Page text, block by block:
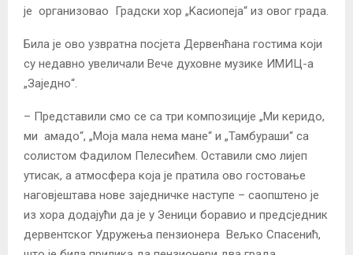
је организовао Градски хор „Kасиопеја“ из овог града.
Била је ово узвратна посјета Дервенћана гостима који
су недавно увеличали Вече духовне музике ИМИЦ-а
„Заједно“.
– Представили смо се са три композиције „Ми керидо,
ми амадо“, „Моја мала нема мане“ и „Тамбураши“ са
солистом Фадилом Пелесићем. Оставили смо лијеп
утисак, а атмосфера која је пратила ово гостовање
наговјештава нове заједничке наступе – саопштено је
из хора додајући да је у Зеници боравио и предсједник
дервентског Удружења пензионера Вељко Спасенић,